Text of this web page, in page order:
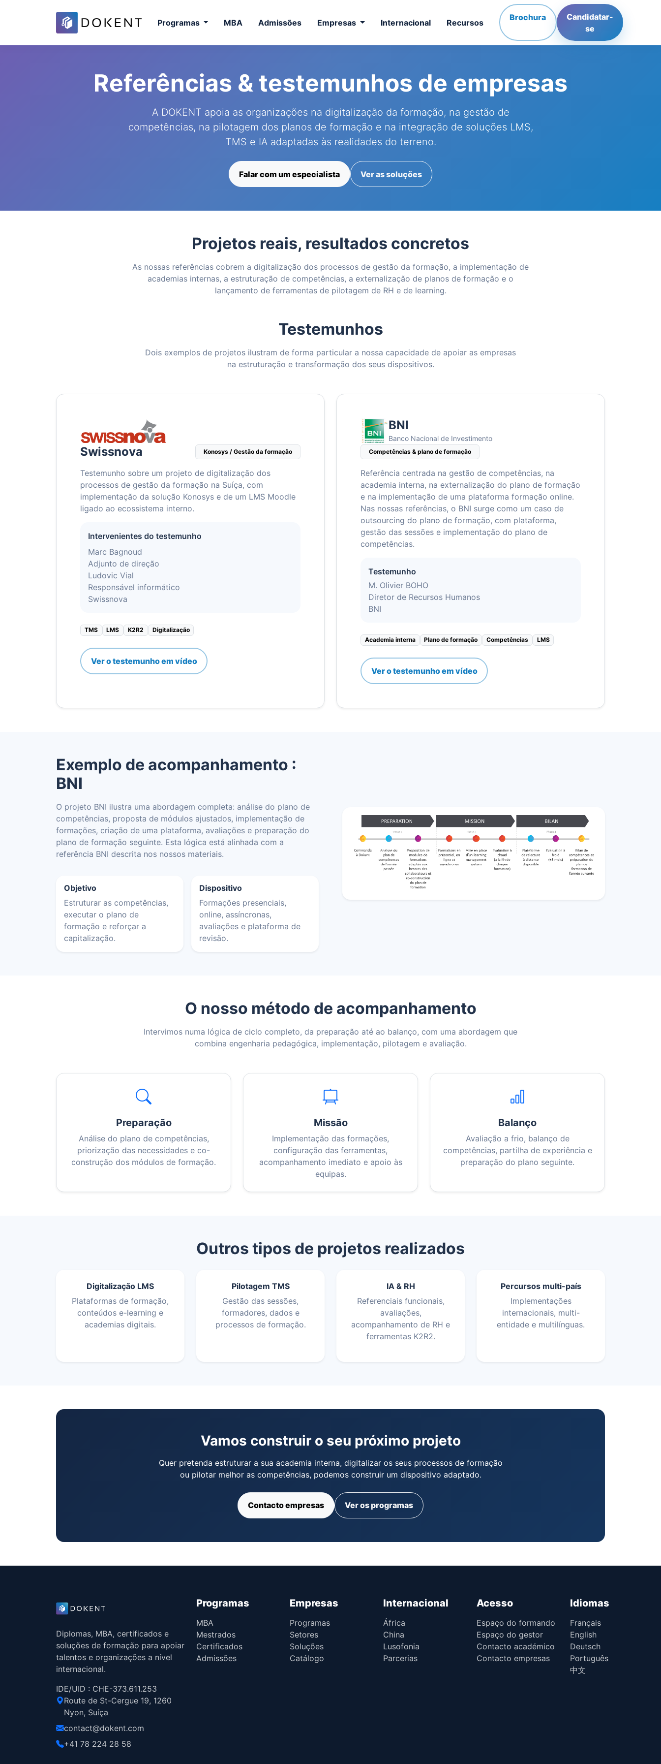
Programas MBA Admissões Empresas Internacional Recursos
Brochura
Candidatar-
se
Referências & testemunhos de empresas
A DOKENT apoia as organizações na digitalização da formação, na gestão de
competências, na pilotagem dos planos de formação e na integração de soluções LMS,
TMS e IA adaptadas às realidades do terreno.
Falar com um especialista Ver as soluções
Projetos reais, resultados concretos
As nossas referências cobrem a digitalização dos processos de gestão da formação, a implementação de
academias internas, a estruturação de competências, a externalização de planos de formação e o
lançamento de ferramentas de pilotagem de RH e de learning.
Testemunhos
Dois exemplos de projetos ilustram de forma particular a nossa capacidade de apoiar as empresas
na estruturação e transformação dos seus dispositivos.
Swissnova Konosys / Gestão da formação
Testemunho sobre um projeto de digitalização dos
processos de gestão da formação na Suíça, com
implementação da solução Konosys e de um LMS Moodle
ligado ao ecossistema interno.
Intervenientes do testemunho
Marc Bagnoud
Adjunto de direção
Ludovic Vial
Responsável informático
Swissnova
TMS LMS K2R2 Digitalização
Ver o testemunho em vídeo
BNI
Banco Nacional de Investimento
Competências & plano de formação
Referência centrada na gestão de competências, na
academia interna, na externalização do plano de formação
e na implementação de uma plataforma formação online.
Nas nossas referências, o BNI surge como um caso de
outsourcing do plano de formação, com plataforma,
gestão das sessões e implementação do plano de
competências.
Testemunho
M. Olivier BOHO
Diretor de Recursos Humanos
BNI
Academia interna Plano de formação Competências LMS
Ver o testemunho em vídeo
Exemplo de acompanhamento :
BNI
O projeto BNI ilustra uma abordagem completa: análise do plano de
competências, proposta de módulos ajustados, implementação de
formações, criação de uma plataforma, avaliações e preparação do
plano de formação seguinte. Esta lógica está alinhada com a
referência BNI descrita nos nossos materiais.
Objetivo
Estruturar as competências,
executar o plano de
formação e reforçar a
capitalização.
Dispositivo
Formações presenciais,
online, assíncronas,
avaliações e plataforma de
revisão.
O nosso método de acompanhamento
Intervimos numa lógica de ciclo completo, da preparação até ao balanço, com uma abordagem que
combina engenharia pedagógica, implementação, pilotagem e avaliação.
Preparação
Análise do plano de competências,
priorização das necessidades e co-
construção dos módulos de formação.
Missão
Implementação das formações,
configuração das ferramentas,
acompanhamento imediato e apoio às
equipas.
Balanço
Avaliação a frio, balanço de
competências, partilha de experiência e
preparação do plano seguinte.
Outros tipos de projetos realizados
Digitalização LMS
Plataformas de formação,
conteúdos e-learning e
academias digitais.
Pilotagem TMS
Gestão das sessões,
formadores, dados e
processos de formação.
IA & RH
Referenciais funcionais,
avaliações,
acompanhamento de RH e
ferramentas K2R2.
Percursos multi-país
Implementações
internacionais, multi-
entidade e multilínguas.
Vamos construir o seu próximo projeto
Quer pretenda estruturar a sua academia interna, digitalizar os seus processos de formação
ou pilotar melhor as competências, podemos construir um dispositivo adaptado.
Contacto empresas Ver os programas
Diplomas, MBA, certificados e
soluções de formação para apoiar
talentos e organizações a nível
internacional.
IDE/UID : CHE-373.611.253
Route de St-Cergue 19, 1260
Nyon, Suíça
contact@dokent.com
+41 78 224 28 58
Programas
MBA
Mestrados
Certificados
Admissões
Empresas
Programas
Setores
Soluções
Catálogo
Internacional
África
China
Lusofonia
Parcerias
Acesso
Espaço do formando
Espaço do gestor
Contacto académico
Contacto empresas
Idiomas
Français
English
Deutsch
Português
中文